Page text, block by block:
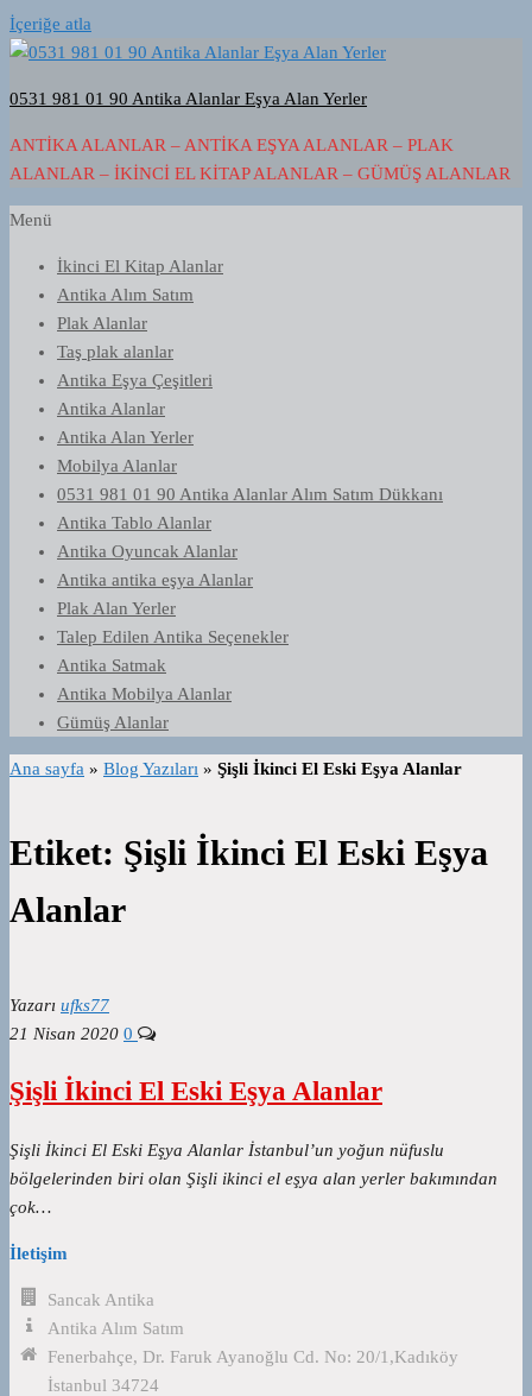
İçeriğe atla
0531 981 01 90 Antika Alanlar Eşya Alan Yerler
ANTIKA ALANLAR – ANTIKA EŞYA ALANLAR – PLAK
ALANLAR – İKINCI EL KITAP ALANLAR – GÜMÜŞ ALANLAR
Menü
İkinci El Kitap Alanlar
Antika Alım Satım
Plak Alanlar
Taş plak alanlar
Antika Eşya Çeşitleri
Antika Alanlar
Antika Alan Yerler
Mobilya Alanlar
0531 981 01 90 Antika Alanlar Alım Satım Dükkanı
Antika Tablo Alanlar
Antika Oyuncak Alanlar
Antika antika eşya Alanlar
Plak Alan Yerler
Talep Edilen Antika Seçenekler
Antika Satmak
Antika Mobilya Alanlar
Gümüş Alanlar
Ana sayfa » Blog Yazıları » Şişli İkinci El Eski Eşya Alanlar
Etiket: Şişli İkinci El Eski Eşya
Alanlar
Yazarı ufks77
21 Nisan 2020 0
Şişli İkinci El Eski Eşya Alanlar
Şişli İkinci El Eski Eşya Alanlar İstanbul’un yoğun nüfuslu
bölgelerinden biri olan Şişli ikinci el eşya alan yerler bakımından
çok…
İletişim
Sancak Antika
Antika Alım Satım
Fenerbahçe, Dr. Faruk Ayanoğlu Cd. No: 20/1,Kadıköy
İstanbul 34724